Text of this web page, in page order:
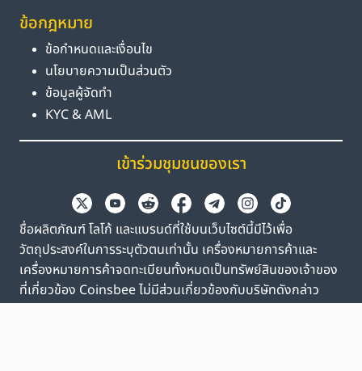
ข้อกฎหมาย
ข้อกำหนดและเงื่อนไข
นโยบายความเป็นส่วนตัว
ข้อมูลผู้จัดทำ
KYC & AML
เข้าร่วมชุมชนของเรา
ชื่อผลิตภัณฑ์ โลโก้ และแบรนด์ที่ใช้บนเว็บไซต์นี้มีไว้เพื่อ
วัตถุประสงค์ในการระบุตัวตนเท่านั้น เครื่องหมายการค้าและ
เครื่องหมายการค้าจดทะเบียนทั้งหมดเป็นทรัพย์สินของเจ้าของ
ที่เกี่ยวข้อง Coinsbee ไม่มีส่วนเกี่ยวข้องกับบริษัทดังกล่าว